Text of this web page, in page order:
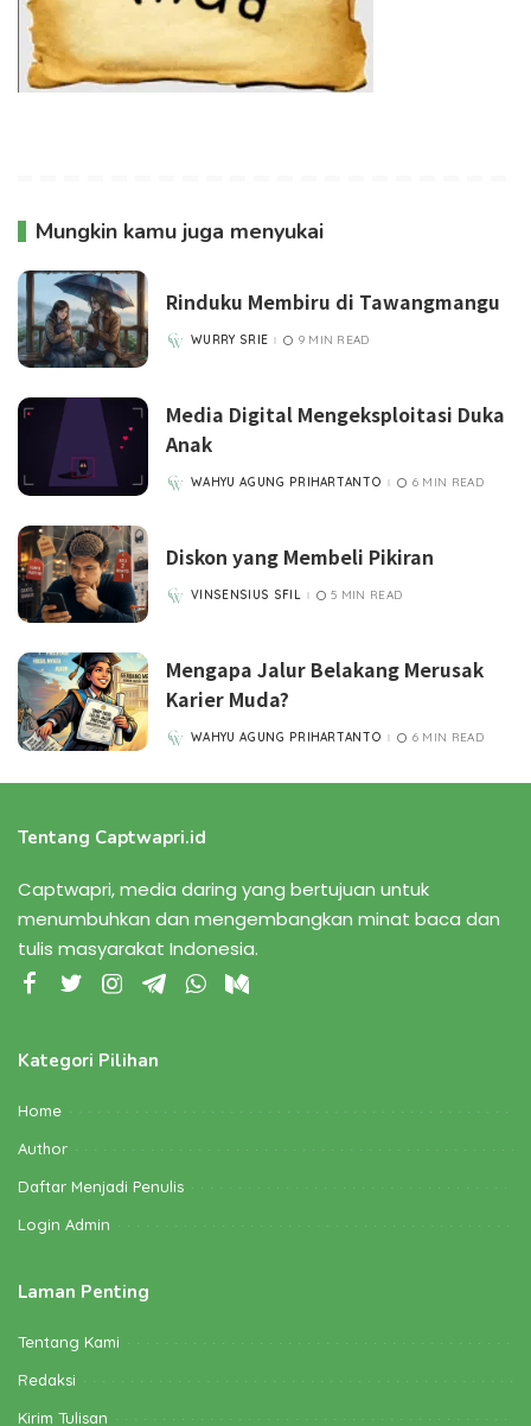
Mungkin kamu juga menyukai
Rinduku Membiru di Tawangmangu
POSTED
WURRY SRIE 9 MIN READ
Media Digital Mengeksploitasi Duka
Anak
POSTED
WAHYU AGUNG PRIHARTANTO 6 MIN READ
Diskon yang Membeli Pikiran
POSTED
VINSENSIUS SFIL 5 MIN READ
Mengapa Jalur Belakang Merusak
Karier Muda?
POSTED
WAHYU AGUNG PRIHARTANTO 6 MIN READ
Tentang Captwapri.id
Captwapri, media daring yang bertujuan untuk
menumbuhkan dan mengembangkan minat baca dan
tulis masyarakat Indonesia.
Kategori Pilihan
Home
Author
Daftar Menjadi Penulis
Login Admin
Laman Penting
Tentang Kami
Redaksi
Kirim Tulisan